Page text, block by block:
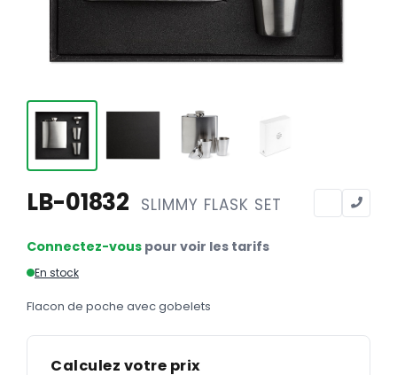
Calendriers
Calendriers bancaires
Tête de lettre
Enveloppes
Sous-mains
Bloc-notes
Chemises
Pochettes administratives
Tampons
Liasses
Carnets
LB-01832 SLIMMY FLASK SET
Connectez-vous pour voir les tarifs
En stock
Flacon de poche avec gobelets
Calculez votre prix